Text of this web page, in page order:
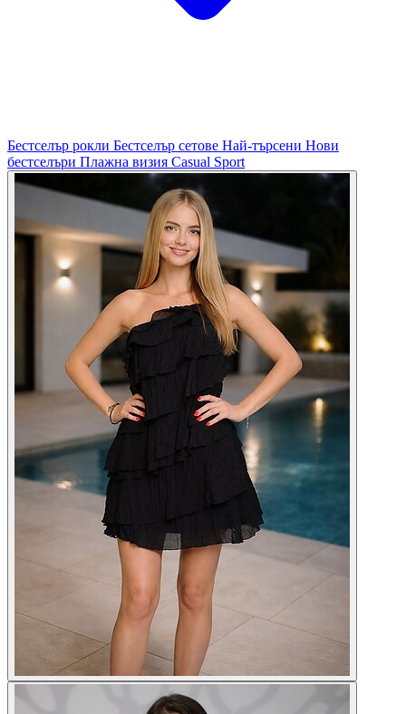
Бестселър рокли Бестселър сетове Най-търсени Нови
бестселъри Плажна визия Casual Sport